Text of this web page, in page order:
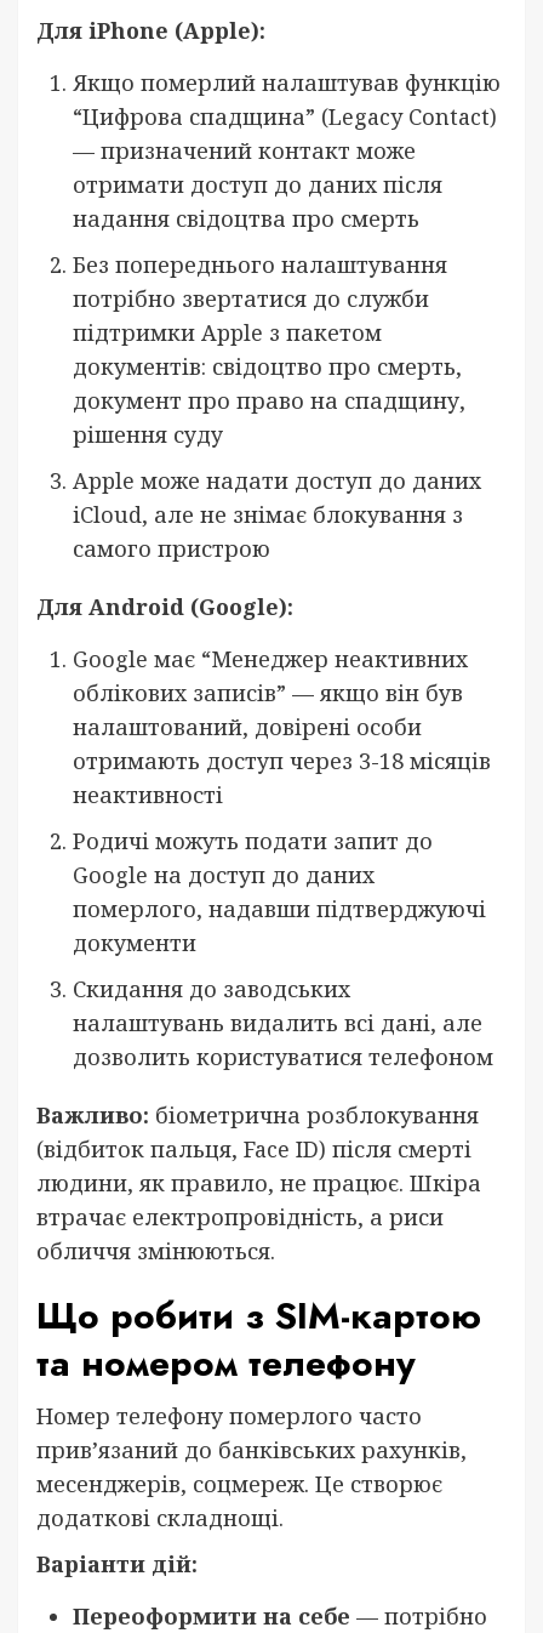
Для iPhone (Apple):
Якщо померлий налаштував функцію
“Цифрова спадщина” (Legacy Contact)
— призначений контакт може
отримати доступ до даних після
надання свідоцтва про смерть
Без попереднього налаштування
потрібно звертатися до служби
підтримки Apple з пакетом
документів: свідоцтво про смерть,
документ про право на спадщину,
рішення суду
Apple може надати доступ до даних
iCloud, але не знімає блокування з
самого пристрою
Для Android (Google):
Google має “Менеджер неактивних
облікових записів” — якщо він був
налаштований, довірені особи
отримають доступ через 3-18 місяців
неактивності
Родичі можуть подати запит до
Google на доступ до даних
померлого, надавши підтверджуючі
документи
Скидання до заводських
налаштувань видалить всі дані, але
дозволить користуватися телефоном
Важливо: біометрична розблокування
(відбиток пальця, Face ID) після смерті
людини, як правило, не працює. Шкіра
втрачає електропровідність, а риси
обличчя змінюються.
Що робити з SIM-картою
та номером телефону
Номер телефону померлого часто
прив’язаний до банківських рахунків,
месенджерів, соцмереж. Це створює
додаткові складнощі.
Варіанти дій:
Переоформити на себе — потрібно